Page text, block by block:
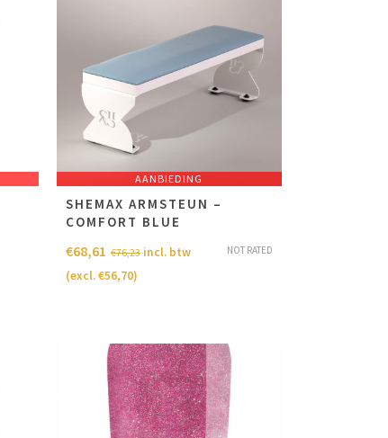
AANBIEDING
SHEMAX ARMSTEUN –
COMFORT BLUE
NOT RATED
€76,23
€68,61
incl. btw
(excl.€56,70)